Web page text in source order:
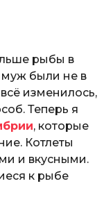
рыбы в
были не в
изменилось,
Теперь я
, которые
Котлеты
и вкусными.
к рыбе